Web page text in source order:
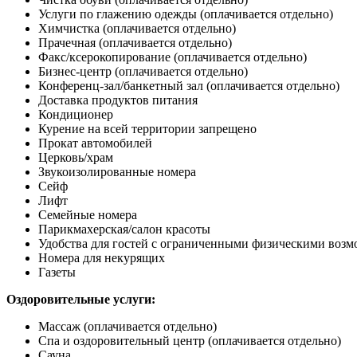
Услуги по глажению одежды (оплачивается отдельно)
Химчистка (оплачивается отдельно)
Прачечная (оплачивается отдельно)
Факс/ксерокопирование (оплачивается отдельно)
Бизнес-центр (оплачивается отдельно)
Конференц-зал/банкетный зал (оплачивается отдельно)
Доставка продуктов питания
Кондиционер
Курение на всей территории запрещено
Прокат автомобилей
Церковь/храм
Звукоизолированные номера
Сейф
Лифт
Семейные номера
Парикмахерская/салон красоты
Удобства для гостей с ограниченными физическими
Номера для некурящих
Газеты
Оздоровительные услуги:
Массаж (оплачивается отдельно)
Спа и оздоровительный центр (оплачивается отдельно)